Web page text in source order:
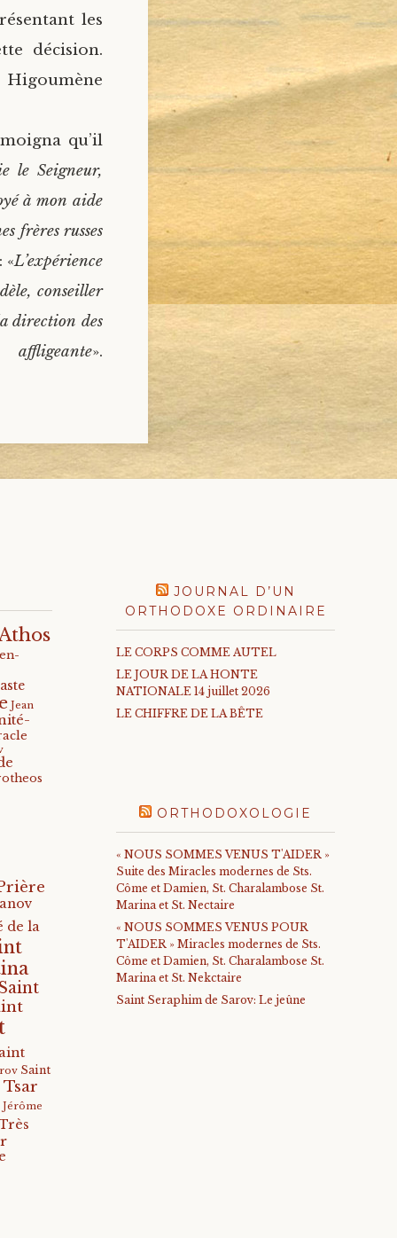
les
décision.
Higoumène
qu’il
le Seigneur,
à mon aide
frères russes
«L’expérience
conseiller
direction des
».
Jean
de la
Saint
Jérôme
JOURNAL D’UN
ORTHODOXE ORDINAIRE
LE CORPS COMME AUTEL
LE JOUR DE LA HONTE
NATIONALE 14 juillet 2026
LE CHIFFRE DE LA BÊTE
ORTHODOXOLOGIE
« NOUS SOMMES VENUS T'AIDER »
Suite des Miracles modernes de Sts.
Côme et Damien, St. Charalambose St.
Marina et St. Nectaire
« NOUS SOMMES VENUS POUR
T'AIDER » Miracles modernes de Sts.
Côme et Damien, St. Charalambose St.
Marina et St. Nekctaire
Saint Seraphim de Sarov: Le jeûne